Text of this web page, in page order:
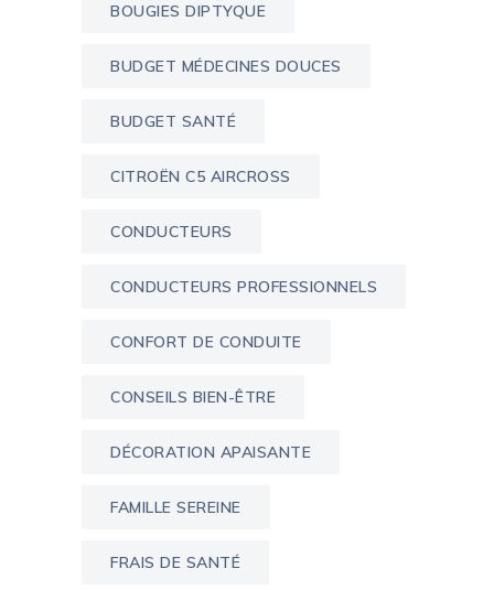
BOUGIES DIPTYQUE
BUDGET MÉDECINES DOUCES
BUDGET SANTÉ
CITROËN C5 AIRCROSS
CONDUCTEURS
CONDUCTEURS PROFESSIONNELS
CONFORT DE CONDUITE
CONSEILS BIEN-ÊTRE
DÉCORATION APAISANTE
FAMILLE SEREINE
FRAIS DE SANTÉ